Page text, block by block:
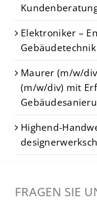
Elektroniker –
Maurer (m/w/
(m/w/div) mit
Highend-
FRAGEN SIE